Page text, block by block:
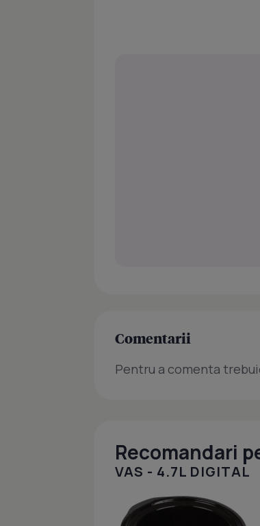
Comentarii
Pentru a comenta
Recomandari
VAS - 4.7L DIGITAL